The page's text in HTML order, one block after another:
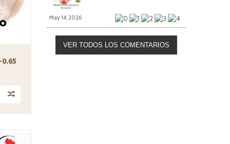
May 14, 2026
VER TODOS LOS COMENTARIOS